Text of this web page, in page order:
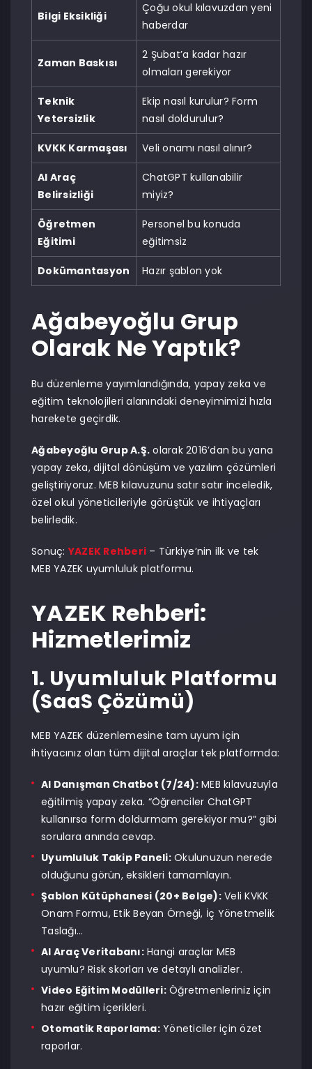
Bilgi Eksikliği
Çoğu okul kılavuzdan yeni
haberdar
Zaman Baskısı
2 Şubat’a kadar hazır
olmaları gerekiyor
Teknik
Yetersizlik
Ekip nasıl kurulur? Form
nasıl doldurulur?
KVKK Karmaşası Veli onamı nasıl alınır?
AI Araç
Belirsizliği
ChatGPT kullanabilir
miyiz?
Öğretmen
Eğitimi
Personel bu konuda
eğitimsiz
Dokümantasyon Hazır şablon yok
Ağabeyoğlu Grup
Olarak Ne Yaptık?
Bu düzenleme yayımlandığında, yapay zeka ve
eğitim teknolojileri alanındaki deneyimimizi hızla
harekete geçirdik.
Ağabeyoğlu Grup A.Ş. olarak 2016’dan bu yana
yapay zeka, dijital dönüşüm ve yazılım çözümleri
geliştiriyoruz. MEB kılavuzunu satır satır inceledik,
özel okul yöneticileriyle görüştük ve ihtiyaçları
belirledik.
Sonuç:YAZEK Rehberi – Türkiye’nin ilk ve tek
MEB YAZEK uyumluluk platformu.
YAZEK Rehberi:
Hizmetlerimiz
1. Uyumluluk Platformu
(SaaS Çözümü)
MEB YAZEK düzenlemesine tam uyum için
ihtiyacınız olan tüm dijital araçlar tek platformda:
AI Danışman Chatbot (7/24):MEB kılavuzuyla
eğitilmiş yapay zeka. “Öğrenciler ChatGPT
kullanırsa form doldurmam gerekiyor mu?” gibi
sorulara anında cevap.
Uyumluluk Takip Paneli:Okulunuzun nerede
olduğunu görün, eksikleri tamamlayın.
Şablon Kütüphanesi (20+ Belge):Veli KVKK
Onam Formu, Etik Beyan Örneği, İç Yönetmelik
Taslağı…
AI Araç Veritabanı:Hangi araçlar MEB
uyumlu? Risk skorları ve detaylı analizler.
Video Eğitim Modülleri:Öğretmenleriniz için
hazır eğitim içerikleri.
Otomatik Raporlama:Yöneticiler için özet
raporlar.